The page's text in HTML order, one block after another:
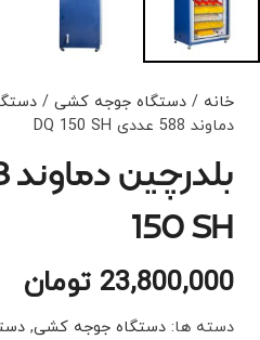
خانه / دستگاه جوجه کشی /
دماوند 588 عددی DQ 150 SH
150 SH
23,800,000 تومان
دسته ها: دستگاه جوجه کشی,